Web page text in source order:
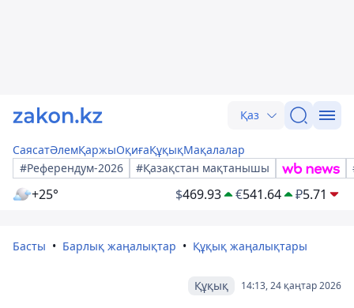
Қаз
СаясатӘлемҚаржыОқиғаҚұқықМақалалар
#Референдум-2026
#Қазақстан мақтанышы
+25° $469.93 €541.64 ₽5.71
Басты Барлық жаңалықтар Құқық жаңалықтары
14:13, 24 қаңтар 2026
Құқық